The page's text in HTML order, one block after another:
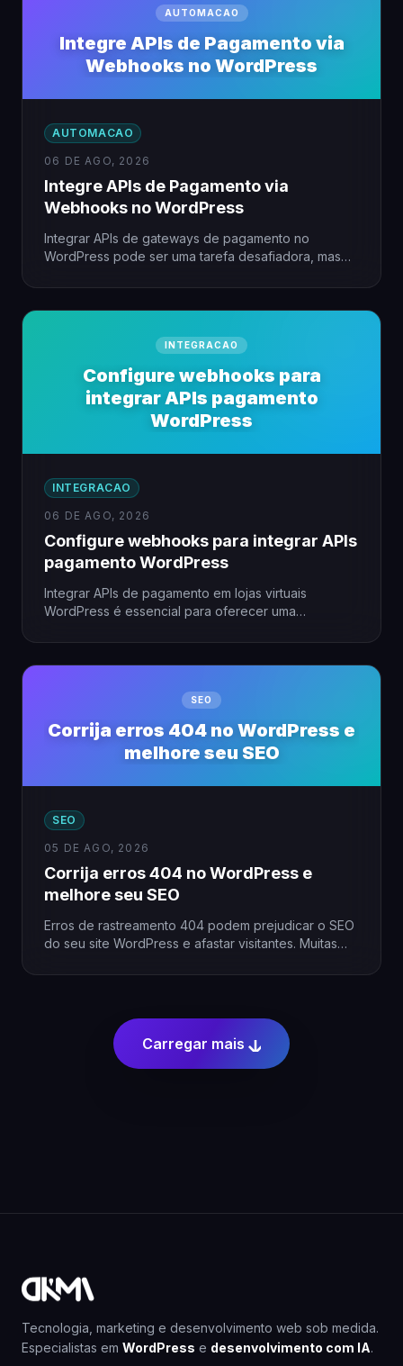
AUTOMACAO
Integre APIs de Pagamento via
Webhooks no WordPress
AUTOMACAO
06 DE AGO, 2026
Integre APIs de Pagamento via
Webhooks no WordPress
Integrar APIs de gateways de pagamento no
WordPress pode ser uma tarefa desafiadora, mas
INTEGRACAO
Configure webhooks para
integrar APIs pagamento
WordPress
INTEGRACAO
06 DE AGO, 2026
Configure webhooks para integrar APIs
pagamento WordPress
Integrar APIs de pagamento em lojas virtuais
WordPress é essencial para oferecer uma
SEO
Corrija erros 404 no WordPress e
melhore seu SEO
SEO
05 DE AGO, 2026
Corrija erros 404 no WordPress e
melhore seu SEO
Erros de rastreamento 404 podem prejudicar o SEO
do seu site WordPress e afastar visitantes. Muitas
Carregar mais
Tecnologia, marketing e desenvolvimento web sob medida.
Especialistas em WordPress e desenvolvimento com IA.